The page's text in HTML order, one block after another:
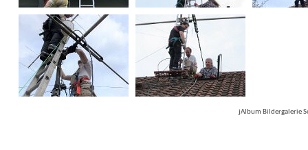
jAlbum Bildergalerie